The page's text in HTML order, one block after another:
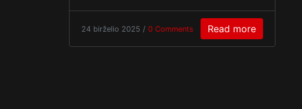
24 birželio 2025 / 0 Comments Read more